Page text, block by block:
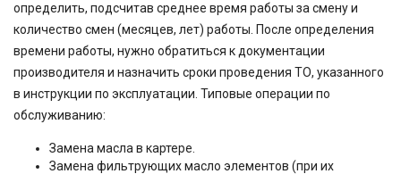
определить, подсчитав среднее время работы за смену и
количество смен (месяцев, лет) работы. После определения
времени работы, нужно обратиться к документации
производителя и назначить сроки проведения ТО, указанного
в инструкции по эксплуатации. Типовые операции по
обслуживанию:
Замена масла в картере.
Замена фильтрующих масло элементов (при их